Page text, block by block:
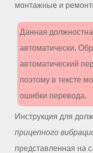
монтажные и
Данная
автоматически.
автоматический
поэтому в тексте
ошибки перевода.
Инструкция для
прицепного
представленная на